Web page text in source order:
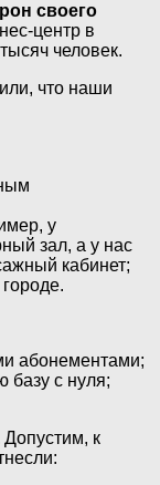
своего
центр в
человек.
что наши
у
зал, а у нас
кабинет;
абонементами;
базу с нуля;
Допустим, к